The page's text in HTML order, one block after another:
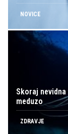
NOVICE
Skoraj
meduzo
ZDRAVJE